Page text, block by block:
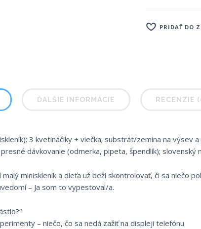
PRIDAŤ DO
ĎALŠIE INFORMÁCIE RECENZIE
3 kvetináčiky + viečka; substrát/zemina na výsev
dávkovanie (odmerka, pipeta, špendlík); slovenský
miniskleník a dieťa už beží skontrolovať, či sa niečo
– Ja som to vypestoval/a.
– niečo, čo sa nedá zažiť na displeji telefónu